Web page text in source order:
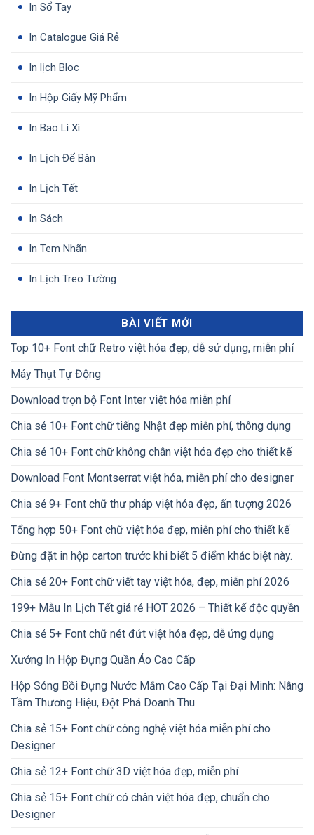
In Sổ Tay
In Catalogue Giá Rẻ
In lịch Bloc
In Hộp Giấy Mỹ Phẩm
In Bao Lì Xì
In Lịch Để Bàn
In Lịch Tết
In Sách
In Tem Nhãn
In Lịch Treo Tường
BÀI VIẾT MỚI
Top 10+ Font chữ Retro việt hóa đẹp, dễ sử dụng, miễn phí
Máy Thụt Tự Động
Download trọn bộ Font Inter việt hóa miễn phí
Chia sẻ 10+ Font chữ tiếng Nhật đẹp miễn phí, thông dụng
Chia sẻ 10+ Font chữ không chân việt hóa đẹp cho thiết kế
Download Font Montserrat việt hóa, miễn phí cho designer
Chia sẻ 9+ Font chữ thư pháp việt hóa đẹp, ấn tượng 2026
Tổng hợp 50+ Font chữ việt hóa đẹp, miễn phí cho thiết kế
Đừng đặt in hộp carton trước khi biết 5 điểm khác biệt này.
Chia sẻ 20+ Font chữ viết tay việt hóa, đẹp, miễn phí 2026
199+ Mẫu In Lịch Tết giá rẻ HOT 2026 – Thiết kế độc quyền
Chia sẻ 5+ Font chữ nét đứt việt hóa đẹp, dễ ứng dụng
Xưởng In Hộp Đựng Quần Áo Cao Cấp
Hộp Sóng Bồi Đựng Nước Mắm Cao Cấp Tại Đại Minh: Nâng
Tầm Thương Hiệu, Đột Phá Doanh Thu
Chia sẻ 15+ Font chữ công nghệ việt hóa miễn phí cho
Designer
Chia sẻ 12+ Font chữ 3D việt hóa đẹp, miễn phí
Chia sẻ 15+ Font chữ có chân việt hóa đẹp, chuẩn cho
Designer